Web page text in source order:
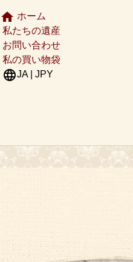
home ホーム
私たちの遺産
お問い合わせ
私の買い物袋
languageJA | JPY